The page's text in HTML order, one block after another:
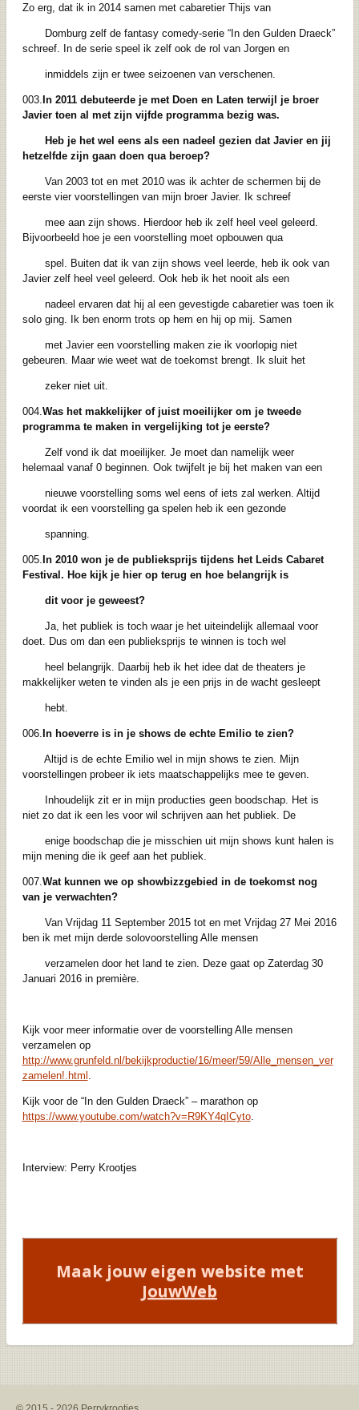
Zo erg, dat ik in 2014 samen met cabaretier Thijs van
Domburg zelf de fantasy comedy-serie “In den Gulden Draeck”
schreef. In de serie speel ik zelf ook de rol van Jorgen en
inmiddels zijn er twee seizoenen van verschenen.
003. In 2011 debuteerde je met Doen en Laten terwijl je broer
Javier toen al met zijn vijfde programma bezig was.
Heb je het wel eens als een nadeel gezien dat Javier en jij
hetzelfde zijn gaan doen qua beroep?
Van 2003 tot en met 2010 was ik achter de schermen bij de
eerste vier voorstellingen van mijn broer Javier. Ik schreef
mee aan zijn shows. Hierdoor heb ik zelf heel veel geleerd.
Bijvoorbeeld hoe je een voorstelling moet opbouwen qua
spel. Buiten dat ik van zijn shows veel leerde, heb ik ook van
Javier zelf heel veel geleerd. Ook heb ik het nooit als een
nadeel ervaren dat hij al een gevestigde cabaretier was toen ik
solo ging. Ik ben enorm trots op hem en hij op mij. Samen
met Javier een voorstelling maken zie ik voorlopig niet
gebeuren. Maar wie weet wat de toekomst brengt. Ik sluit het
zeker niet uit.
004.Was het makkelijker of juist moeilijker om je tweede
programma te maken in vergelijking tot je eerste?
Zelf vond ik dat moeilijker. Je moet dan namelijk weer
helemaal vanaf 0 beginnen. Ook twijfelt je bij het maken van een
nieuwe voorstelling soms wel eens of iets zal werken. Altijd
voordat ik een voorstelling ga spelen heb ik een gezonde
spanning.
005. In 2010 won je de publieksprijs tijdens het Leids Cabaret
Festival. Hoe kijk je hier op terug en hoe belangrijk is
dit voor je geweest?
Ja, het publiek is toch waar je het uiteindelijk allemaal voor
doet. Dus om dan een publieksprijs te winnen is toch wel
heel belangrijk. Daarbij heb ik het idee dat de theaters je
makkelijker weten te vinden als je een prijs in de wacht gesleept
hebt.
006. In hoeverre is in je shows de echte Emilio te zien?
Altijd is de echte Emilio wel in mijn shows te zien. Mijn
voorstellingen probeer ik iets maatschappelijks mee te geven.
Inhoudelijk zit er in mijn producties geen boodschap. Het is
niet zo dat ik een les voor wil schrijven aan het publiek. De
enige boodschap die je misschien uit mijn shows kunt halen is
mijn mening die ik geef aan het publiek.
007.Wat kunnen we op showbizzgebied in de toekomst nog
van je verwachten?
Van Vrijdag 11 September 2015 tot en met Vrijdag 27 Mei 2016
ben ik met mijn derde solovoorstelling Alle mensen
verzamelen door het land te zien. Deze gaat op Zaterdag 30
Januari 2016 in première.
Kijk voor meer informatie over de voorstelling Alle mensen
verzamelen op
http://www.grunfeld.nl/bekijkproductie/16/meer/59/Alle_mensen_ver
zamelen!.html .
Kijk voor de “In den Gulden Draeck” – marathon op
https://www.youtube.com/watch?v=R9KY4qICyto.
Interview: Perry Krootjes
Maak jouw eigen website met
JouwWeb